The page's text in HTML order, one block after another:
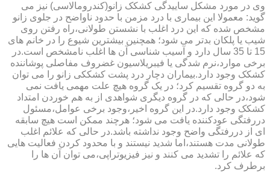
وی در مورد مشکل ساییدگی کشکک زانو(کندرومالاسی) نیز می
گوید: معمولا این بیماری با درد مزمن با حدود ناواضح در جلوی زانو
مشخص شده که این درد اغلب با نشستن طولانی،راه رفتن روی
شیب یا پلکان بدتر می شود؛ همچنین بیشترین شیوع را در خانم های
15 تا 35 سال دارد و آسیب شناسی آن ها اغلب نامشخص است.در
برخی موارد،نرم شدگی یا فیبریلاسیون غضروف مفاصلی پوشاننده
کشکک وجود دارد.بیماران دچار درد پشت کشککی زانو را می توان
به دو گروه تقسیم کرد؛ در یک گروه هیچ علت مهمی یافت نمی
شود،در حالی که در گروه دیگری شواهدی از به هم خوردن امتداد
کشکک وجود دارد.در این گروه اخیر،وجود برخی عوامل،مسئول
دررفتگی عودکننده یافت می شود؛ هرچند ممکن است هیچ سابقه
ای از دررفتگی واضح وجود نداشته باشد.در حالی که علائم اغلب
طولانی مدت هستند،اما شدید نیستند و با محدود کردن فعالیت هایی
که علائم را تشدید می کنند و نیز فیزیوتراپی،می توان آن ها را
برطرف کرد.